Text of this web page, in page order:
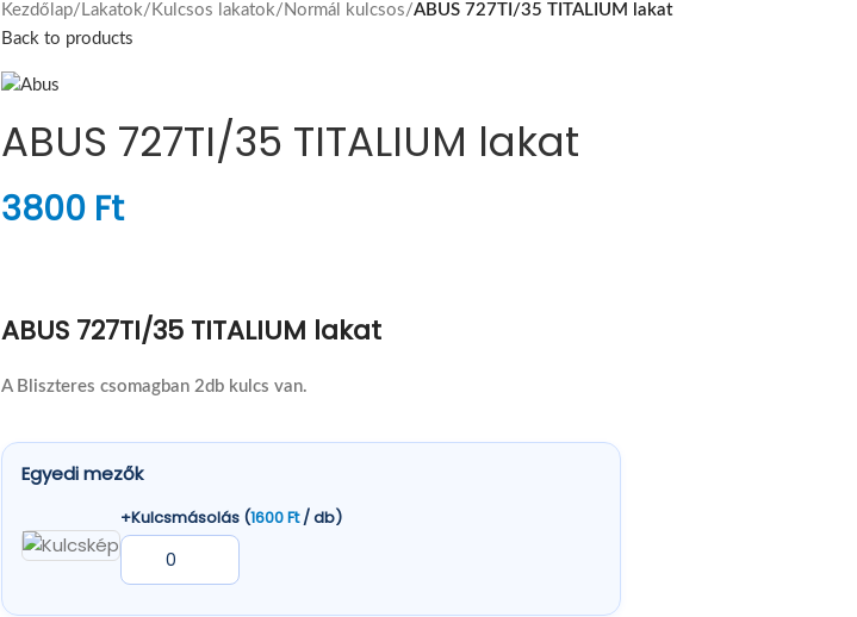
Kezdőlap/ Lakatok/ Kulcsos lakatok/ Normál kulcsos/ABUS 727TI/35 TITALIUM lakat
Back to products
ABUS 727TI/35 TITALIUM lakat
3800 Ft
ABUS 727TI/35 TITALIUM lakat
A Bliszteres csomagban 2db kulcs van.
Egyedi mezők
+Kulcsmásolás (1600Ft/ db)